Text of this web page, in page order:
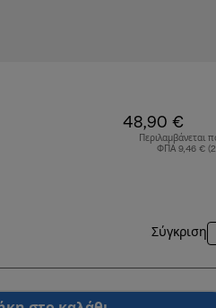
48,90 €
Περιλαμβάνεται
ΦΠΑ 9,46 €
Σύγκριση